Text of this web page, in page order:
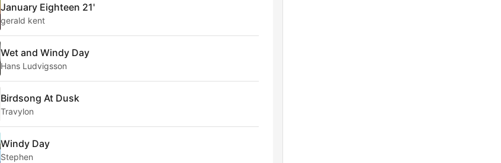
January Eighteen 21'
gerald kent
Wet and Windy Day
Hans Ludvigsson
Birdsong At Dusk
Travylon
Windy Day
Stephen